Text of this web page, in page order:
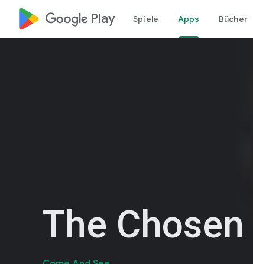
google_logo Play Spiele Apps Bücher
The Chosen